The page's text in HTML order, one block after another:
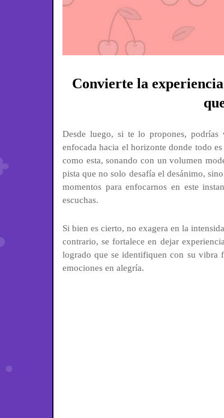
Convierte la
Desde luego, si te lo propones,
enfocada hacia el horizonte donde todo
como esta, sonando con un volumen
pista que no solo desafía el desánimo,
momentos para enfocarnos en este
escuchas.
Si bien es cierto, no exagera en la
contrario, se fortalece en dejar
logrado que se identifiquen con su vibra
emociones en alegría.